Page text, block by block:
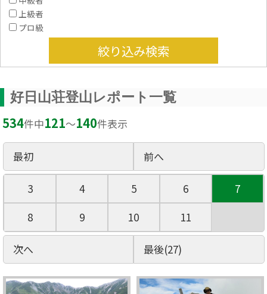
上級者
プロ級
絞り込み検索
好日山荘登山レポート一覧
534件中121〜140件表示
最初 前へ
3 4 5 6
7
8
9 10 11
次へ 最後(27)